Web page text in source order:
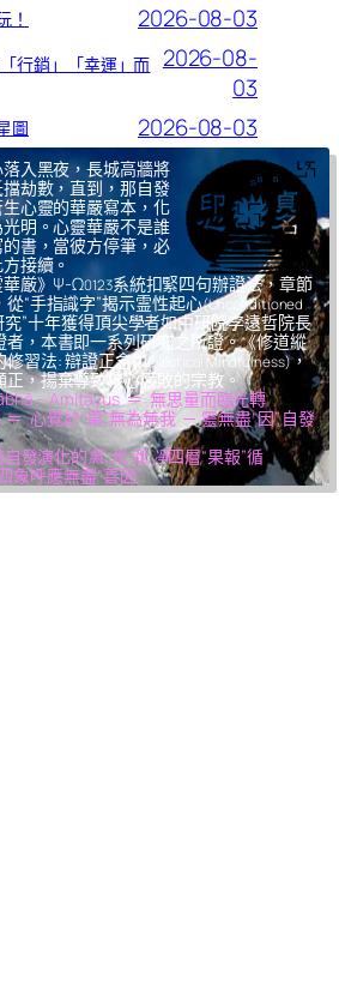
！ 2026-08-03
行銷」「幸運」而
2026-08-
03
圖 2026-08-03
入黑夜，長城高牆將
劫數，直到，那自發
心靈的華嚴寫本，化
明。心靈華嚴不是誰
書，當彼方停筆，必
接續。
華厳》Ψ-Ω0123系統扣緊四句辦證法，章節
“手指識字”揭示霊性起心(Unconditioned
究”十年獲得頂尖學者如中研院李遠哲院長
，本書即一系列研究之所證。《修道縱
習法: 辯證正念(Dialectical Mindfulness)，
，揚棄導致核心腐敗的宗教。
– Amitāyus ＝ 無思量而臨光轉
心覺於“果”,無為無我 ─ 靈無盡“因”,自發
發演化的氣,光,我,凈四層“果報”循
象呼應無盡“善因”